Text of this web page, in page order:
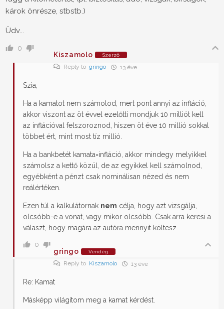
károk önrésze, stbstb.)
Üdv...
0
Kiszamolo
Szerző
Reply to gringo 13 éve
Szia,
Ha a kamatot nem számolod, mert pont annyi az infláció,
akkor viszont az öt évvel ezelőtti mondjuk 10 milliót kell
az inflációval felszoroznod, hiszen öt éve 10 millió sokkal
többet ért, mint most tíz millió.
Ha a bankbetét kamata=infláció, akkor mindegy melyikkel
számolsz a kettő közül, de az egyikkel kell számolnod,
egyébként a pénzt csak nominálisan nézed és nem
reálértéken.
Ezen túl a kalkulátornak nem célja, hogy azt vizsgálja,
olcsóbb-e a vonat, vagy mikor olcsóbb. Csak arra keresi a
választ, hogy magára az autóra mennyit költesz.
0
gringo Vendég
Reply to Kiszamolo 13 éve
Re: Kamat
Másképp világítom meg a kamat kérdést.